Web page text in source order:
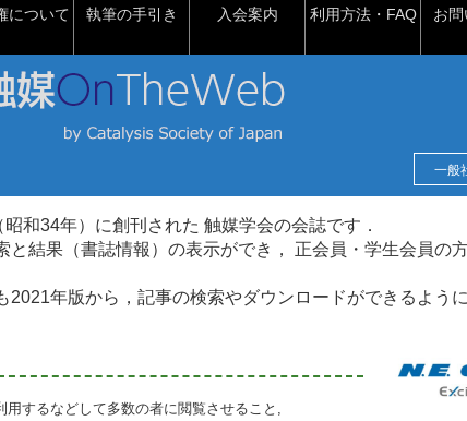
について 執筆の手引き 入会案内 利用方法・FAQ お
一般
和34年）に創刊された 触媒学会の会誌です．
結果（書誌情報）の表示ができ， 正会員・学生会員の
年版から，記事の検索やダウンロードができるよう
するなどして多数の者に閲覧させること,